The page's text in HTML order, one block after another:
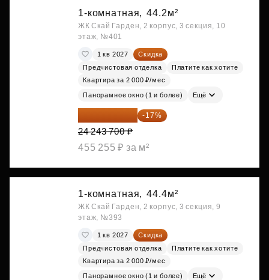
1-комнатная, 44.2м²
ЖК Скай Гарден, 2 корпус, 3 секция, 10
этаж, №401
1 кв 2027
Скидка
Предчистовая отделка
Платите как хотите
Квартира за 2 000 ₽/мес
Панорамное окно (1 и более) Ещё
20 122 271 ₽ -17%
24 243 700 ₽
455 255 ₽ за м²
1-комнатная, 44.4м²
ЖК Скай Гарден, 2 корпус, 3 секция, 9
этаж, №393
1 кв 2027
Скидка
Предчистовая отделка
Платите как хотите
Квартира за 2 000 ₽/мес
Панорамное окно (1 и более) Ещё